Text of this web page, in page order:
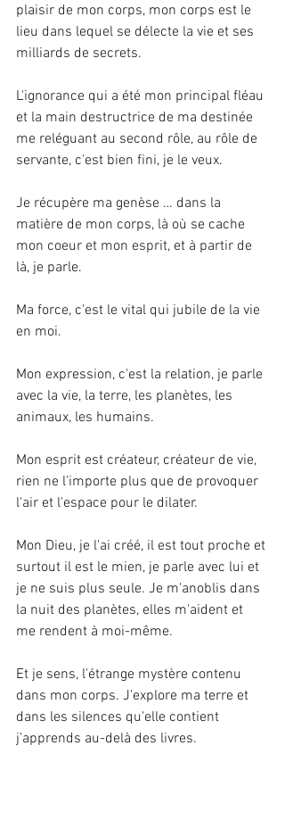
plaisir de mon corps, mon corps est le
lieu dans lequel se délecte la vie et ses
milliards de secrets.
L'ignorance qui a été mon principal fléau
et la main destructrice de ma destinée
me reléguant au second rôle, au rôle de
servante, c'est bien fini, je le veux.
Je récupère ma genèse … dans la
matière de mon corps, là où se cache
mon coeur et mon esprit, et à partir de
là, je parle.
Ma force, c'est le vital qui jubile de la vie
en moi.
Mon expression, c'est la relation, je parle
avec la vie, la terre, les planètes, les
animaux, les humains.
Mon esprit est créateur, créateur de vie,
rien ne l'importe plus que de provoquer
l'air et l'espace pour le dilater.
Mon Dieu, je l'ai créé, il est tout proche et
surtout il est le mien, je parle avec lui et
je ne suis plus seule. Je m'anoblis dans
la nuit des planètes, elles m'aident et
me rendent à moi-même.
Et je sens, l'étrange mystère contenu
dans mon corps. J'explore ma terre et
dans les silences qu'elle contient
j'apprends au-delà des livres.